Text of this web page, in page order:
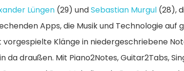
Lüngen (29) undSebastian Murgul (28),
Apps, die Musik und Technologie auf
Klänge in niedergeschriebene
da draußen. Mit Piano2Notes, Guitar2Tabs,